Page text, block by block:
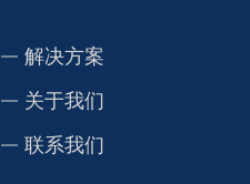
解决方案
关于我们
联系我们